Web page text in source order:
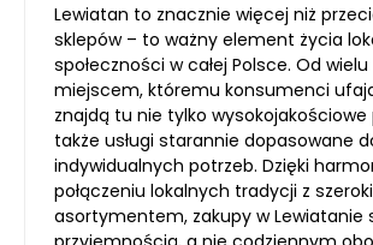
Lewiatan to znacznie więcej niż
sklepów – to ważny element życia
społeczności w całej Polsce. Od
miejscem, któremu konsumenci
znajdą tu nie tylko wysokojakościowe
także usługi starannie dopasowane
indywidualnych potrzeb. Dzięki
połączeniu lokalnych tradycji z
asortymentem, zakupy w Lewiatanie